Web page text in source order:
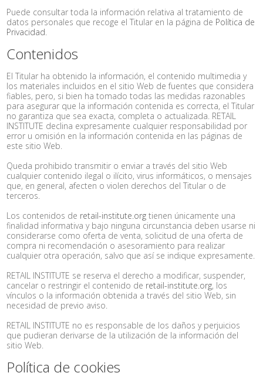
Puede consultar toda la información relativa al tratamiento de
datos personales que recoge el Titular en la página de Política de
Privacidad.
Contenidos
El Titular ha obtenido la información, el contenido multimedia y
los materiales incluidos en el sitio Web de fuentes que considera
fiables, pero, si bien ha tomado todas las medidas razonables
para asegurar que la información contenida es correcta, el Titular
no garantiza que sea exacta, completa o actualizada. RETAIL
INSTITUTE declina expresamente cualquier responsabilidad por
error u omisión en la información contenida en las páginas de
este sitio Web.
Queda prohibido transmitir o enviar a través del sitio Web
cualquier contenido ilegal o ilícito, virus informáticos, o mensajes
que, en general, afecten o violen derechos del Titular o de
terceros.
Los contenidos de retail-institute.org tienen únicamente una
finalidad informativa y bajo ninguna circunstancia deben usarse ni
considerarse como oferta de venta, solicitud de una oferta de
compra ni recomendación o asesoramiento para realizar
cualquier otra operación, salvo que así se indique expresamente.
RETAIL INSTITUTE se reserva el derecho a modificar, suspender,
cancelar o restringir el contenido de retail-institute.org, los
vínculos o la información obtenida a través del sitio Web, sin
necesidad de previo aviso.
RETAIL INSTITUTE no es responsable de los daños y perjuicios
que pudieran derivarse de la utilización de la información del
sitio Web.
Política de cookies